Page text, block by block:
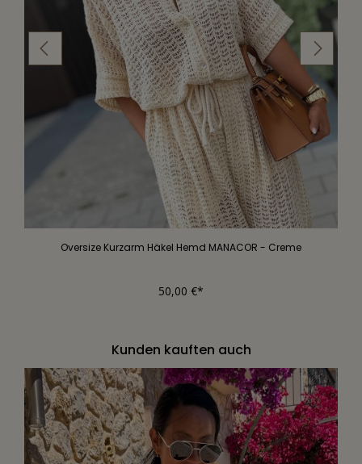
Oversize Kurzarm Häkel Hemd MANACOR - Creme
50,00 €*
Kunden kauften auch